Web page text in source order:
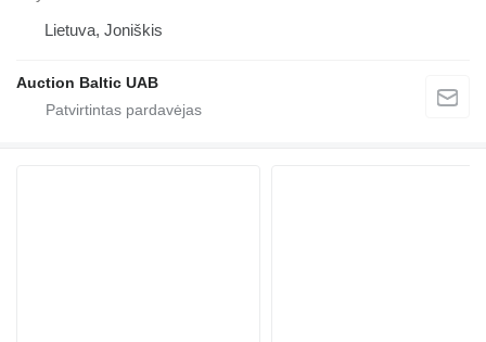
Lietuva, Joniškis
Auction Baltic UAB